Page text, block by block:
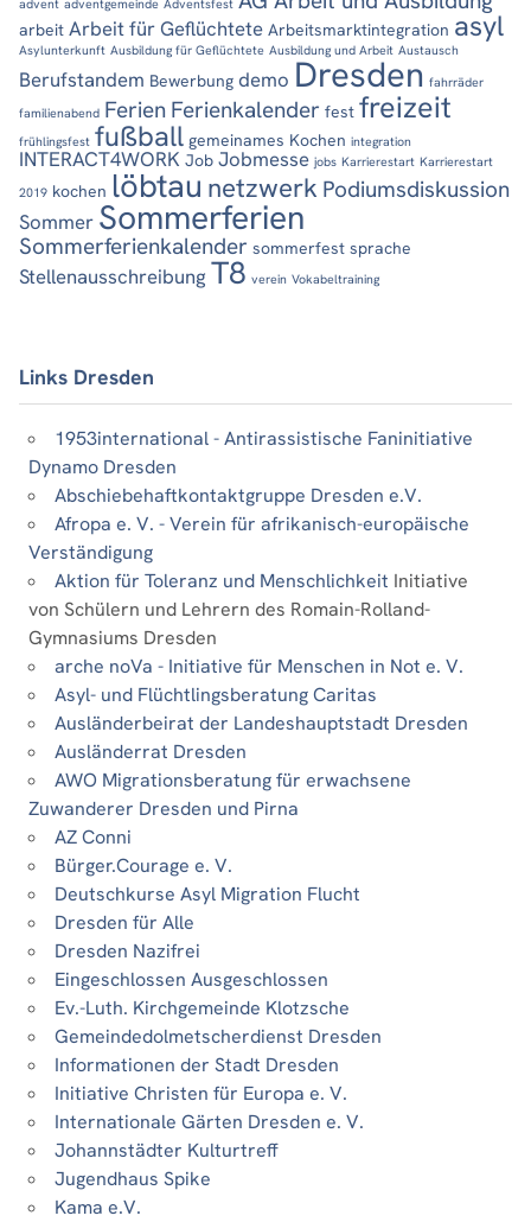
advent adventgemeinde Adventsfest
arbeit Arbeit für Geflüchtete Arbeitsmarktintegration asyl
Asylunterkunft Ausbildung für Geflüchtete Ausbildung und Arbeit Austausch
Berufstandem Bewerbung demo Dresden fahrräder
familienabend Ferien Ferienkalender fest freizeit
frühlingsfest fußball gemeinames Kochen integration
INTERACT4WORK Job Jobmesse jobs Karrierestart Karrierestart
2019 kochen löbtau netzwerk Podiumsdiskussion
Sommer Sommerferien
Sommerferienkalender sommerfest sprache
Stellenausschreibung T8 verein Vokabeltraining
Links Dresden
1953international - Antirassistische Faninitiative
Dynamo Dresden
Abschiebehaftkontaktgruppe Dresden e.V.
Afropa e. V. - Verein für afrikanisch-europäische
Verständigung
Aktion für Toleranz und Menschlichkeit Initiative
von Schülern und Lehrern des Romain-Rolland-
Gymnasiums Dresden
arche noVa - Initiative für Menschen in Not e. V.
Asyl- und Flüchtlingsberatung Caritas
Ausländerbeirat der Landeshauptstadt Dresden
Ausländerrat Dresden
AWO Migrationsberatung für erwachsene
Zuwanderer Dresden und Pirna
AZ Conni
Bürger.Courage e. V.
Deutschkurse Asyl Migration Flucht
Dresden für Alle
Dresden Nazifrei
Eingeschlossen Ausgeschlossen
Ev.-Luth. Kirchgemeinde Klotzsche
Gemeindedolmetscherdienst Dresden
Informationen der Stadt Dresden
Initiative Christen für Europa e. V.
Internationale Gärten Dresden e. V.
Johannstädter Kulturtreff
Jugendhaus Spike
Kama e.V.